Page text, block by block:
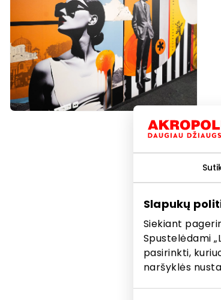
Slapukų
Siekiant
Spustelėdami
pasirinkti,
naršyklės